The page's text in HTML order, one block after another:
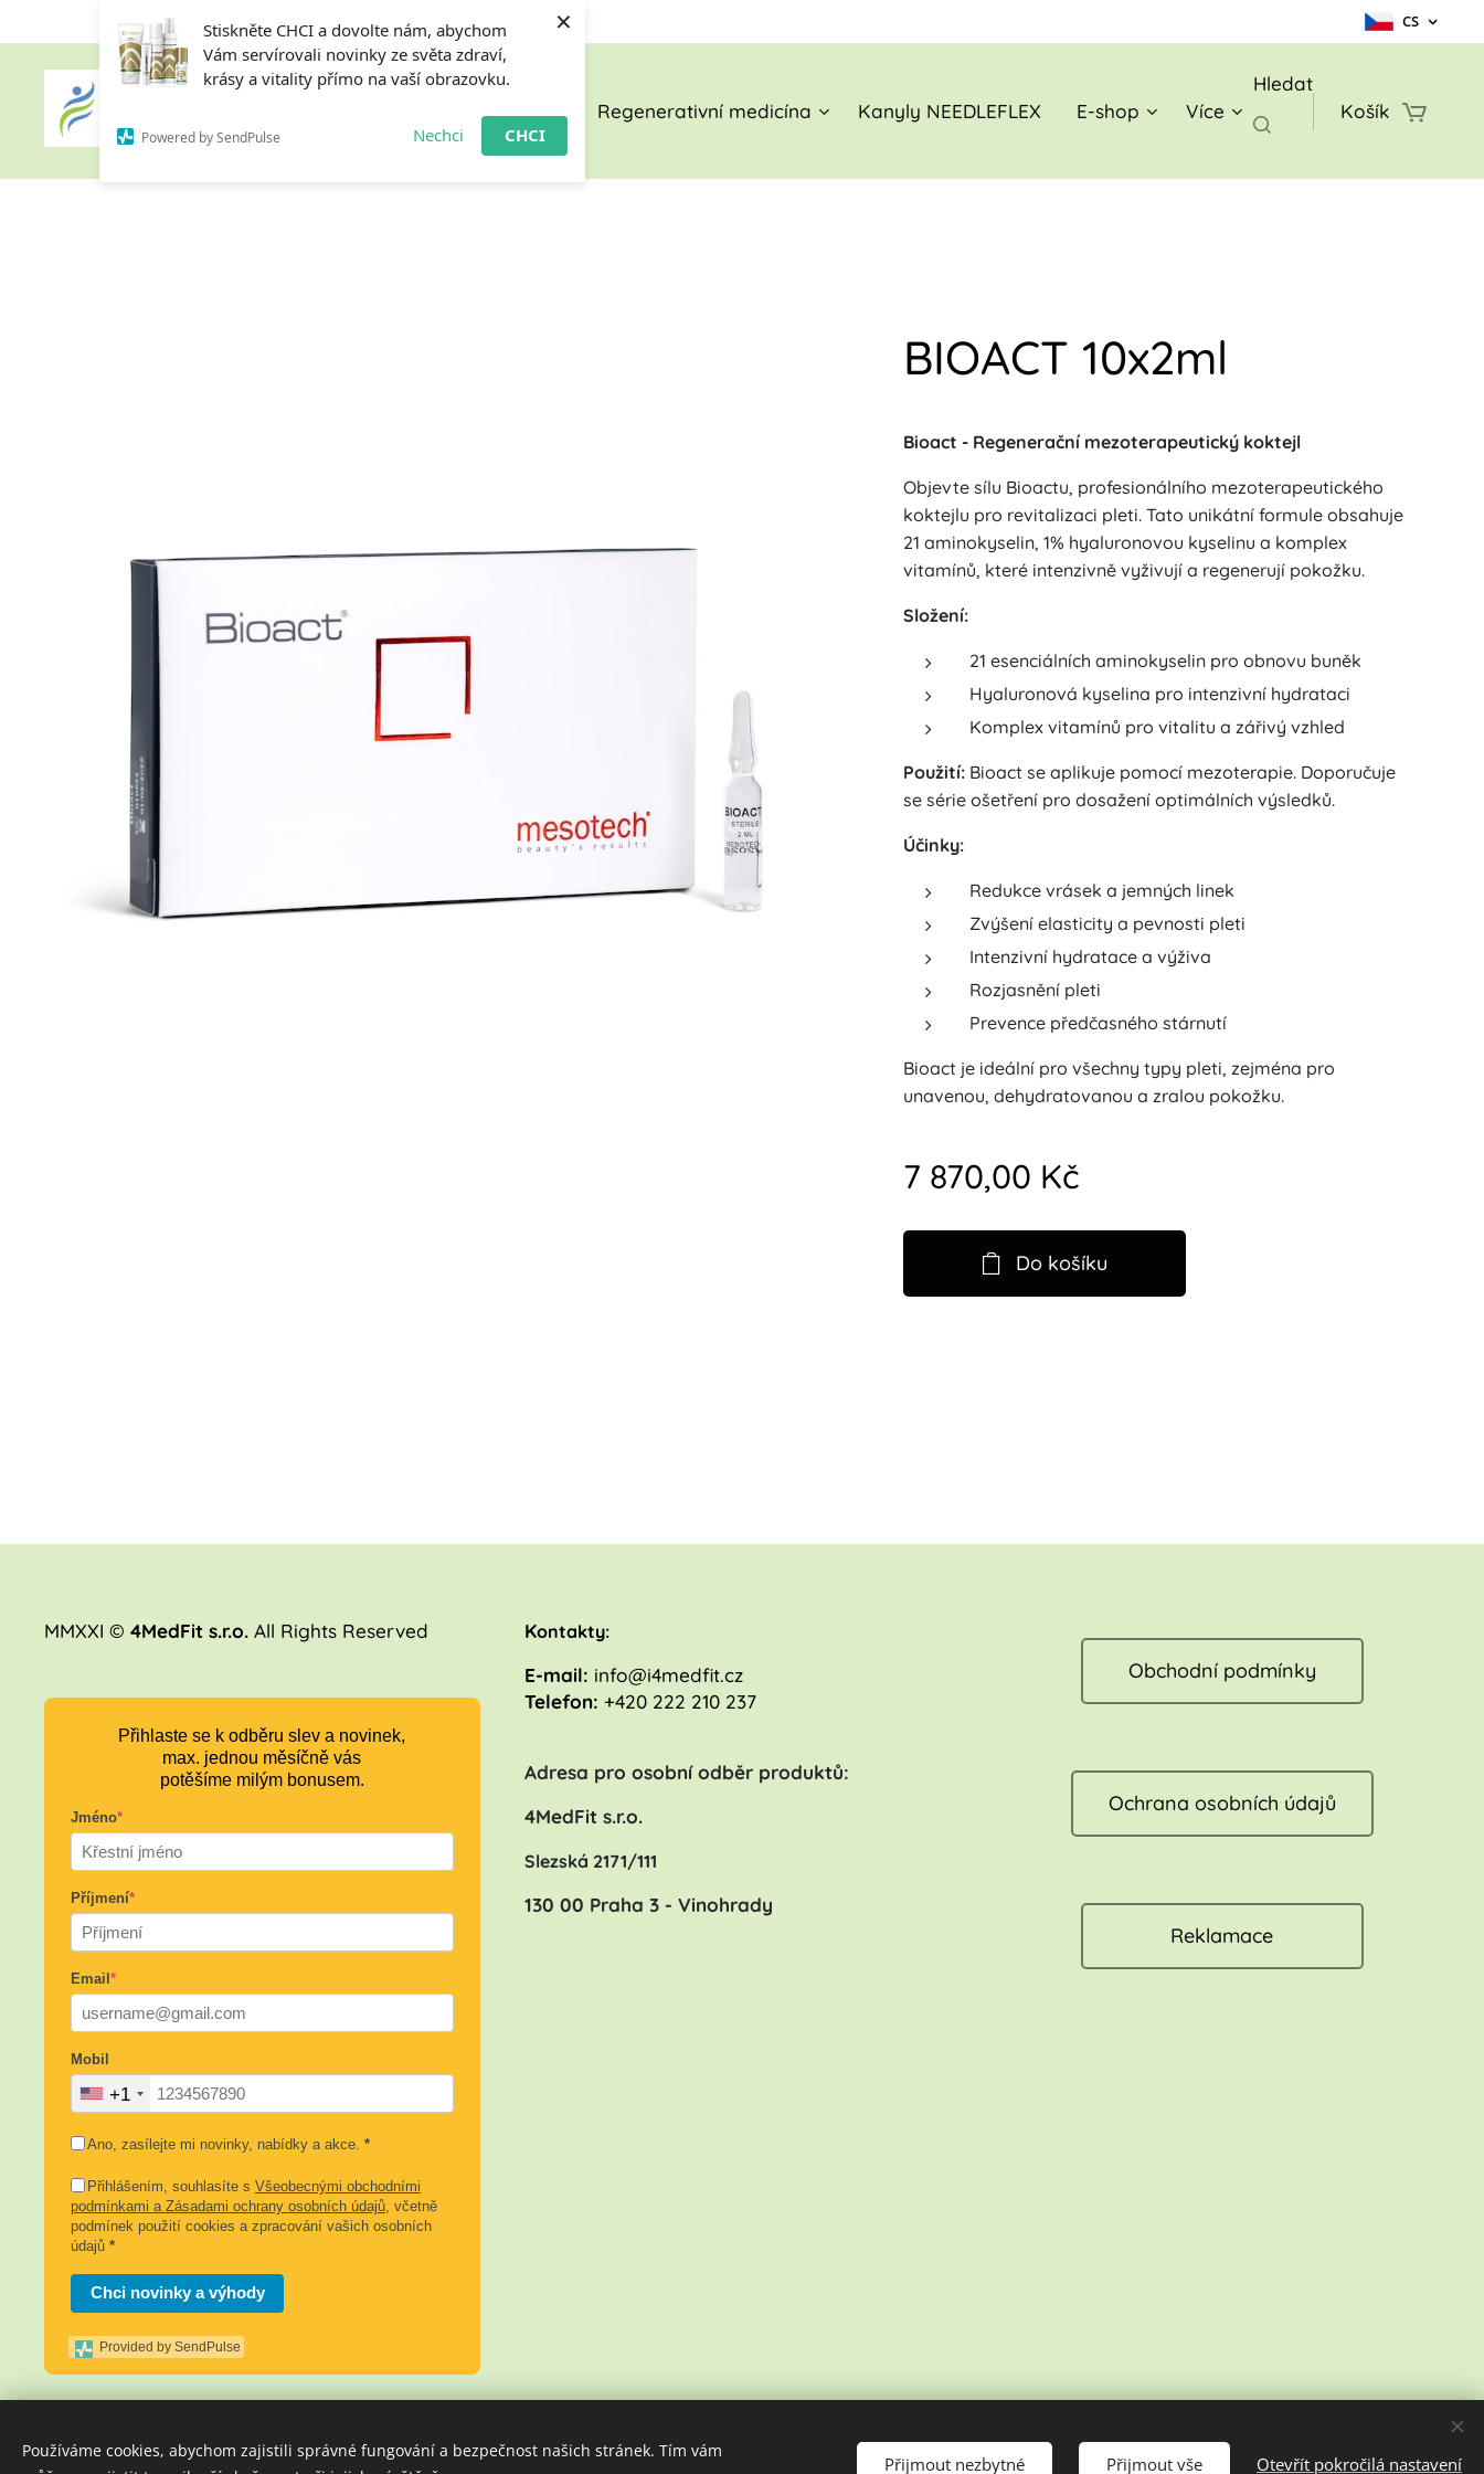
Stiskněte CHCI a dovolte nám, abychom
Vám servírovali novinky ze světa zdraví,
krásy a vitality přímo na vaší obrazovku.
Powered by SendPulse Nechci CHCI
× CS
O nás Regenerativní medicína Kanyly NEEDLEFLEX E-shop Více
Hledat
Košík
BIOACT 10x2ml
Bioact - Regenerační mezoterapeutický koktejl
Objevte sílu Bioactu, profesionálního mezoterapeutického
koktejlu pro revitalizaci pleti. Tato unikátní formule obsahuje
21 aminokyselin, 1% hyaluronovou kyselinu a komplex
vitamínů, které intenzivně vyživují a regenerují pokožku.
Složení:
21 esenciálních aminokyselin pro obnovu buněk
Hyaluronová kyselina pro intenzivní hydrataci
Komplex vitamínů pro vitalitu a zářivý vzhled
Použití: Bioact se aplikuje pomocí mezoterapie. Doporučuje
se série ošetření pro dosažení optimálních výsledků.
Účinky:
Redukce vrásek a jemných linek
Zvýšení elasticity a pevnosti pleti
Intenzivní hydratace a výživa
Rozjasnění pleti
Prevence předčasného stárnutí
Bioact je ideální pro všechny typy pleti, zejména pro
unavenou, dehydratovanou a zralou pokožku.
7 870,00 Kč
Do košíku
MMXXI © 4MedFit s.r.o. All Rights Reserved
Přihlaste se k odběru slev a novinek,
max. jednou měsíčně vás
potěšíme milým bonusem.
Jméno*
Příjmení*
Email *
Mobil
+1
Ano, zasílejte mi novinky, nabídky a akce. *
Přihlášením, souhlasíte s Všeobecnými obchodními
podmínkami a Zásadami ochrany osobních údajů, včetně
podmínek použití cookies a zpracování vašich osobních
údajů *
Chci novinky a výhody
Provided by SendPulse
Kontakty:
E-mail: info@i4medfit.cz
Telefon: +420 222 210 237
Adresa pro osobní odběr produktů:
4MedFit s.r.o.
Slezská 2171/111
130 00 Praha 3 - Vinohrady
Obchodní podmínky
Ochrana osobních údajů
Reklamace
Používáme cookies, abychom zajistili správné fungování a bezpečnost našich stránek. Tím vám
Přijmout nezbytné Přijmout vše Otevřít pokročilá nastavení